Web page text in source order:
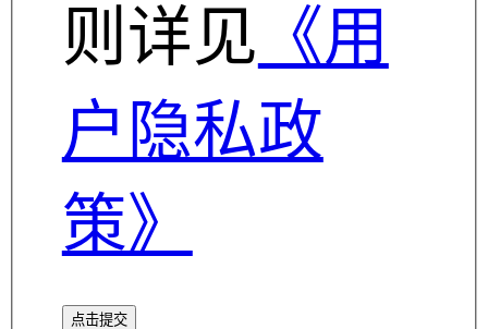
则详见 《用
户隐私政
策》
点击提交